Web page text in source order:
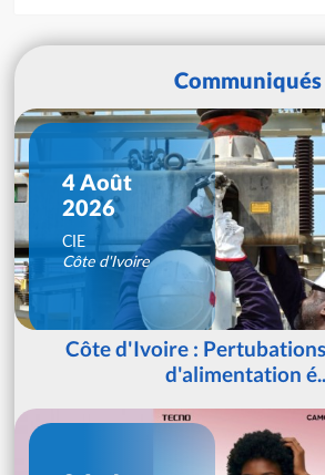
Communiqués
4 Août
2026
CIE
Côte d'Ivoire
Côte d'Ivoire :
d'alimentation